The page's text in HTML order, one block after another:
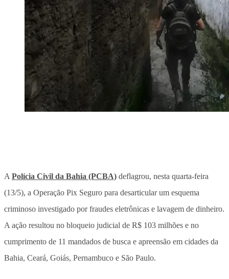
A Polícia Civil da Bahia (PCBA) deflagrou, nesta quarta-feira
(13/5), a Operação Pix Seguro para desarticular um esquema
criminoso investigado por fraudes eletrônicas e lavagem de dinheiro.
A ação resultou no bloqueio judicial de R$ 103 milhões e no
cumprimento de 11 mandados de busca e apreensão em cidades da
Bahia, Ceará, Goiás, Pernambuco e São Paulo.